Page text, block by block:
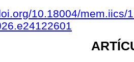
10.18004/mem.iics/